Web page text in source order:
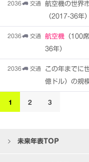
2036 交通 航空機の世界
（2017-36年）
2036 交通 航空機 （100
36年）
2036 交通 この年までに
億ドル）の規
1 2 3
未来年表TOP